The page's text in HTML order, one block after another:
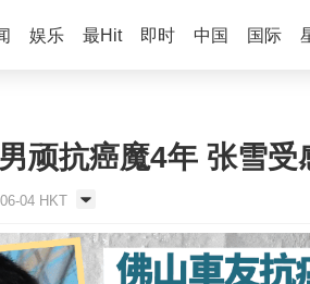
娱乐 最Hit 即时 中国 国际
顽抗癌魔4年 张雪
04 HKT